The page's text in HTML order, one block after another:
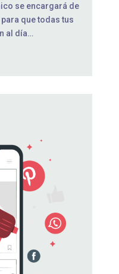
se encargará de
que todas tus
al día…